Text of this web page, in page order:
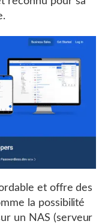
et offre des
la possibilité
un NAS (serveur